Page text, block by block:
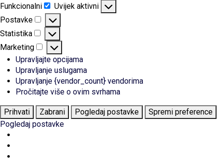
Funkcionalni
Funkcionalni
Uvijek aktivni
Postavke
Postavke
Statistika
Statistika
Marketing
Marketing
Upravljajte opcijama
Upravljanje uslugama
Upravljanje {vendor_count} vendorima
Pročitajte više o ovim svrhama
Prihvati Zabrani Pogledaj postavke
Spremi preference
Pogledaj postavke